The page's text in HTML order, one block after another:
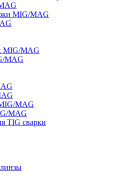
MIG/MAG
MIG/MAG
MAG
MAG
MAG
TIG сварки